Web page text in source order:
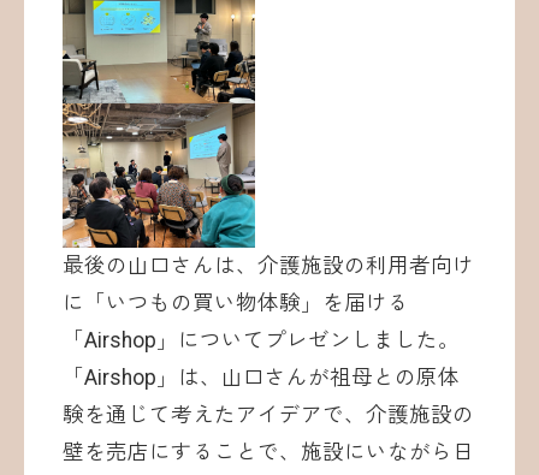
最後の山口さんは、介護施設の利用者向け
に「いつもの買い物体験」を届ける
「Airshop」についてプレゼンしました。
「Airshop」は、山口さんが祖母との原体
験を通じて考えたアイデアで、介護施設の
壁を売店にすることで、施設にいながら日